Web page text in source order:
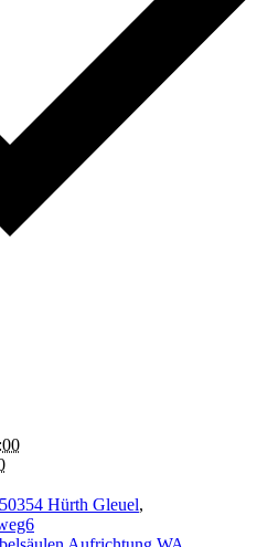
50354 Hürth Gleuel,